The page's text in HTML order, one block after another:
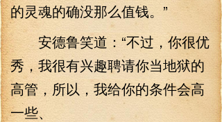
的灵魂的确没那么值钱。”
安德鲁笑道：“不过，你很优
秀，我很有兴趣聘请你当地狱的
高管，所以，我给你的条件会高
一些、